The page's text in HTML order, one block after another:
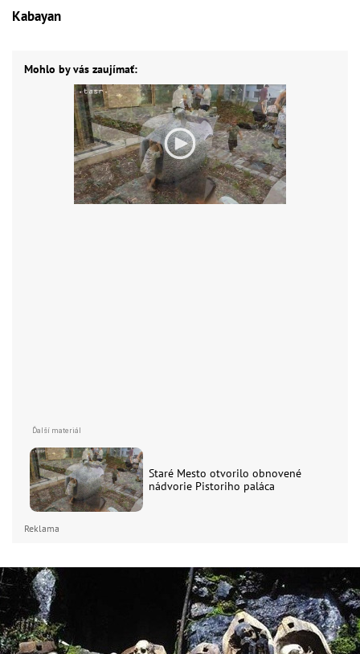
Kabayan
Mohlo by vás zaujímať:
Staré Mesto otvorilo obnovené
nádvorie Pistoriho paláca
Reklama